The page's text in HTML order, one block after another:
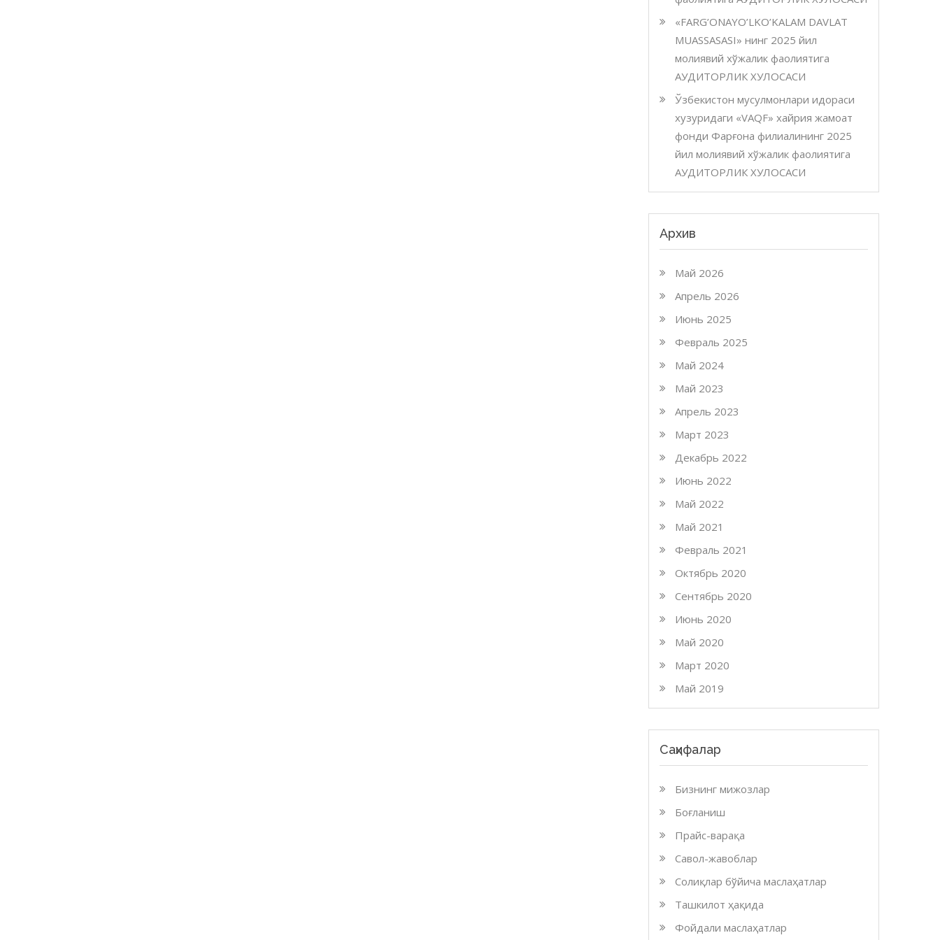
«FARG’ONAYO’LKO’KALAM DAVLAT
MUASSASASI» нинг 2025 йил
молиявий хўжалик фаолиятига
АУДИТОРЛИК ХУЛОСАСИ
Ўзбекистон мусулмонлари идораси
хузуридаги «VAQF» хайрия жамоат
фонди Фарғона филиалининг 2025
йил молиявий хўжалик фаолиятига
АУДИТОРЛИК ХУЛОСАСИ
Архив
Май 2026
Апрель 2026
Июнь 2025
Февраль 2025
Май 2024
Май 2023
Апрель 2023
Март 2023
Декабрь 2022
Июнь 2022
Май 2022
Май 2021
Февраль 2021
Октябрь 2020
Сентябрь 2020
Июнь 2020
Май 2020
Март 2020
Май 2019
Саҳифалар
Бизнинг мижозлар
Боғланиш
Прайс-варақа
Савол-жавоблар
Солиқлар бўйича маслаҳатлар
Ташкилот ҳақида
Фойдали маслаҳатлар